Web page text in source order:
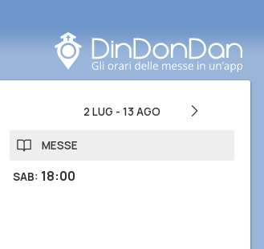
2 LUG - 13 AGO
MESSE
SAB: 18:00